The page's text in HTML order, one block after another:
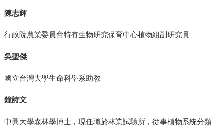
陳志輝
行政院農業委員會特有生物研究保育中心植物組副研究員
吳聖傑
國立台灣大學生命科學系助教
鐘詩文
中興大學森林學博士，現任職於林業試驗所，從事植物系統分類